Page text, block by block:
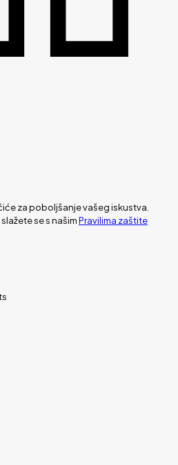
za poboljšanje vašeg iskustva.
se s našimPravilima zaštite